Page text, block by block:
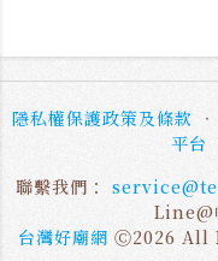
隱私權保護政策及條款 ‧
平台
聯繫我們：
Line@
台灣好廟網 Ⓒ2026 All